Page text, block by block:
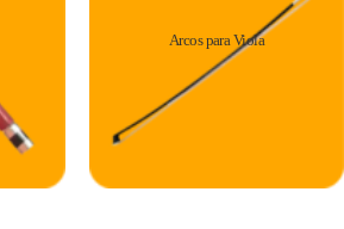
Arcos para Viola